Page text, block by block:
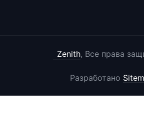
Zenith, Все права
Разработано